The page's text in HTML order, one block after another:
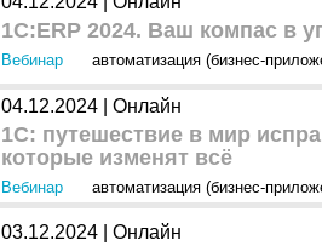
1С:ERP 2024. Ваш компас в
Вебинар автоматизация (бизнес-
04.12.2024 | Онлайн
1С: путешествие в мир
которые изменят всё
Вебинар автоматизация (бизнес-
03.12.2024 | Онлайн